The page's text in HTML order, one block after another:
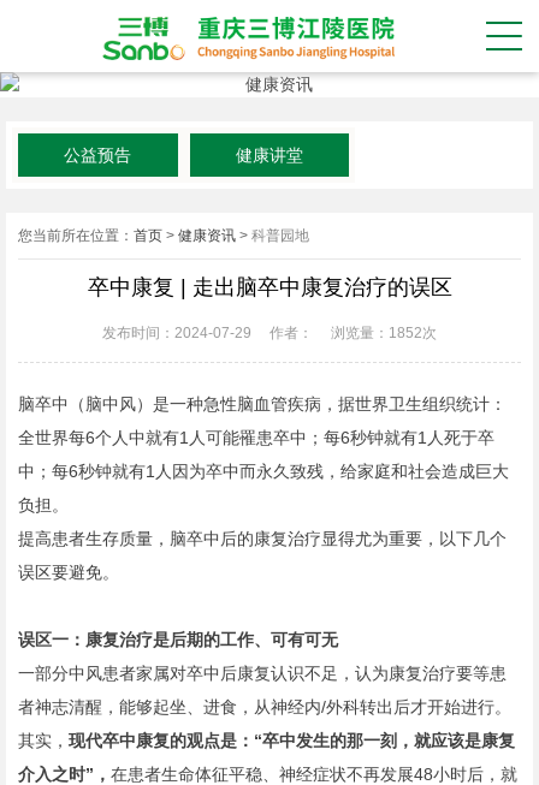
公益预告 健康讲堂
您当前所在位置： 首页 > 健康资讯 > 科普园地
卒中康复 | 走出脑卒中康复治疗的误区
发布时间：2024-07-29 作者： 浏览量： 1852次
脑卒中（脑中风）是一种急性脑血管疾病，据世界卫生组织统计：
全世界每6个人中就有1人可能罹患卒中；每6秒钟就有1人死于卒
中；每6秒钟就有1人因为卒中而永久致残，给家庭和社会造成巨大
负担。
提高患者生存质量，脑卒中后的康复治疗显得尤为重要，以下几个
误区要避免。
误区一： 康复治疗是后期的工作、可有可无
一部分中风患者家属对卒中后康复认识不足，认为康复治疗要等患
者神志清醒，能够起坐、进食，从神经内/外科转出后才开始进行。
其实， 现代卒中康复的观点是：“卒中发生的那一刻，就应该是康复
介入之时”， 在患者生命体征平稳、神经症状不再发展48小时后，就